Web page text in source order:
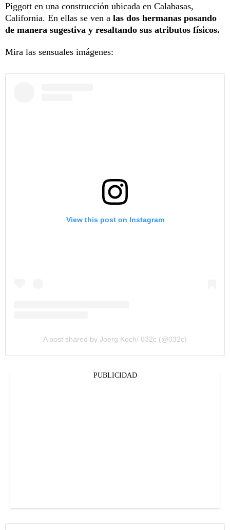
Piggott en una construcción ubicada en Calabasas,
California. En ellas se ven a las dos hermanas posando
de manera sugestiva y resaltando sus atributos físicos.
Mira las sensuales imágenes:
View this post on Instagram
A post shared by Joerg Koch/ 032c (@032c)
PUBLICIDAD